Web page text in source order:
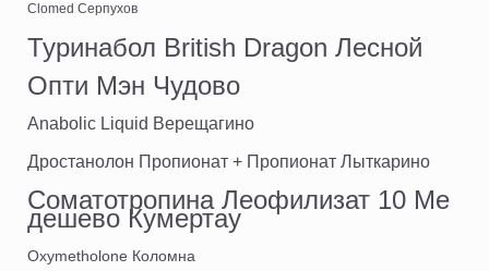
Clomed Серпухов
Туринабол British Dragon Лесной
Опти Мэн Чудово
Anabolic Liquid Верещагино
Дростанолон Пропионат + Пропионат Лыткарино
Соматотропина Леофилизат 10 Me
дешево Кумертау
Oxymetholone Коломна